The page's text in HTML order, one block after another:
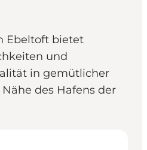
Ebeltoft bietet
und
in gemütlicher
des Hafens der